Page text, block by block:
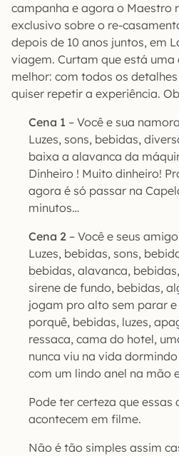
campanha e agora o Maestro
exclusivo sobre o re-
depois de 10 anos juntos, em
viagem. Curtam que está
melhor: com todos os
quiser repetir a experiência.
Cena 1 – Você e sua
Luzes, sons, bebidas,
baixa a alavanca da
Dinheiro ! Muito dinheiro!
agora é só passar na
minutos…
Cena 2 – Você e seus
Luzes, bebidas, sons,
bebidas, alavanca,
sirene de fundo, bebidas,
jogam pro alto sem parar
porquê, bebidas, luzes,
ressaca, cama do hotel,
nunca viu na vida
com um lindo anel na mão
Pode ter certeza que essas
acontecem em filme.
Não é tão simples assim